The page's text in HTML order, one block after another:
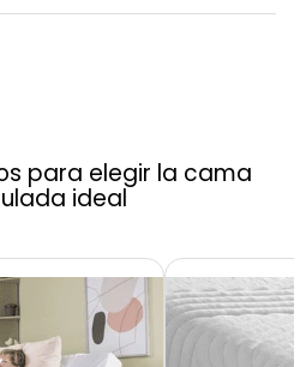
para elegir la cama
ideal